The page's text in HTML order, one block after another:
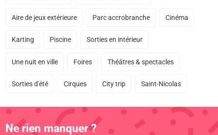
Aire de jeux extérieure Parc accrobranche Cinéma
Karting Piscine Sorties en intérieur
Une nuit en ville Foires Théâtres & spectacles
Sorties d'été Cirques City trip Saint-Nicolas
Ne rien manquer ?